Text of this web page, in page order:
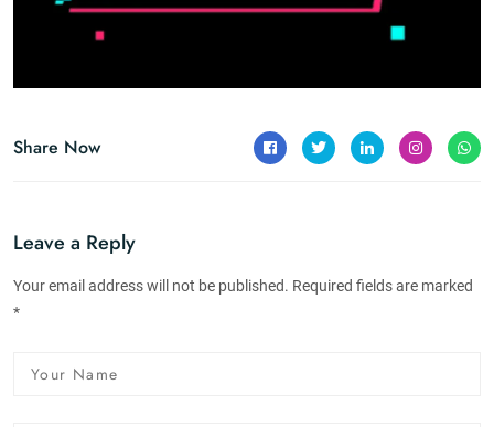
Share Now
Leave a Reply
Your email address will not be published. Required fields are marked
*